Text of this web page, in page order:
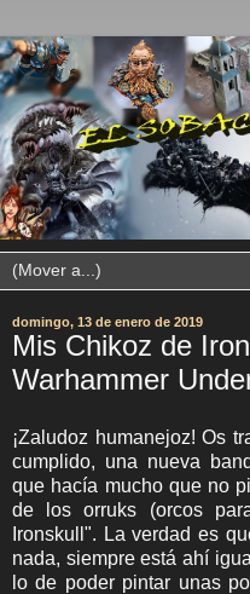
domingo, 13 de enero de 2019
Mis Chikoz de
Warhammer
¡Zaludoz humanejoz! Os
cumplido, una nueva
que hacía mucho que no
de los orruks (orcos
Ironskull". La verdad es
nada, siempre está ahí
lo de poder pintar unas